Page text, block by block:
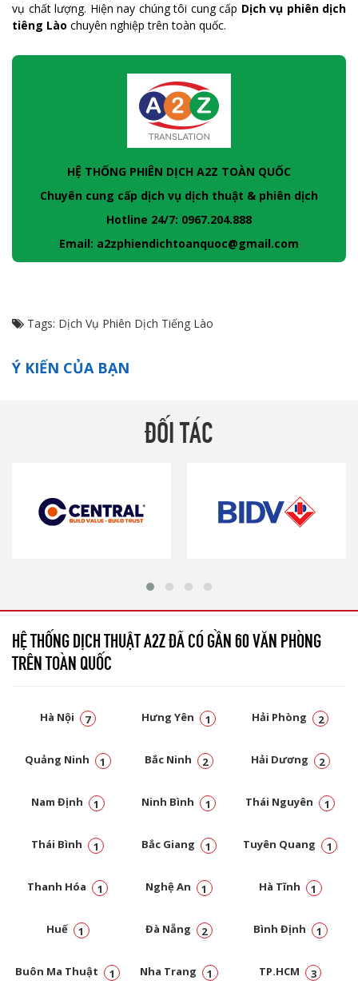
vụ chất lượng. Hiện nay chúng tôi cung cấp Dịch vụ phiên dịch
tiêng Lào chuyên nghiệp trên toàn quốc.
HỆ THỐNG PHIÊN DỊCH A2Z TOÀN QUỐC
Chuyên cung cấp dịch vụ dịch thuật & phiên dịch
Hotline 24/7: 0967.204.888
Email: a2zphiendichtoanquoc@gmail.com
Tags: Dịch Vụ Phiên Dịch Tiếng Lào
Ý KIẾN CỦA BẠN
ĐỐI TÁC
HỆ THỐNG DỊCH THUẬT A2Z ĐÃ CÓ GẦN 60 VĂN PHÒNG
TRÊN TOÀN QUỐC
Hà Nội 7 Hưng Yên 1 Hải Phòng 2
Quảng Ninh 1 Bắc Ninh 2 Hải Dương 2
Nam Định 1 Ninh Bình 1 Thái Nguyên 1
Thái Bình 1 Bắc Giang 1 Tuyên Quang 1
Thanh Hóa 1 Nghệ An 1 Hà Tĩnh 1
Huế 1 Đà Nẵng 2 Bình Định 1
Buôn Ma Thuật 1 Nha Trang 1 TP.HCM 3